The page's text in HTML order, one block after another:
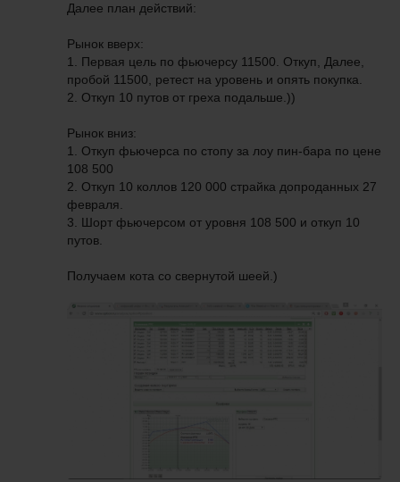
Далее план действий:
Рынок вверх:
1. Первая цель по фьючерсу 11500. Откуп, Далее,
пробой 11500, ретест на уровень и опять покупка.
2. Откуп 10 путов от греха подальше.))
Рынок вниз:
1. Откуп фьючерса по стопу за лоу пин-бара по цене
108 500
2. Откуп 10 коллов 120 000 страйка допроданных 27
февраля.
3. Шорт фьючерсом от уровня 108 500 и откуп 10
путов.
Получаем кота со свернутой шеей.)